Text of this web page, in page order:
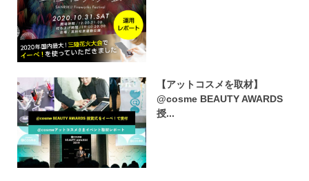
【アットコスメを取材】
@cosme BEAUTY AWARDS
授...